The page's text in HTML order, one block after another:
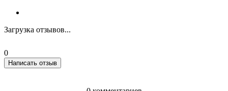
Загрузка отзывов...
0
Написать отзыв